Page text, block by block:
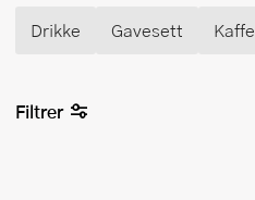
Drikke Gavesett Kaffe
Filtrer